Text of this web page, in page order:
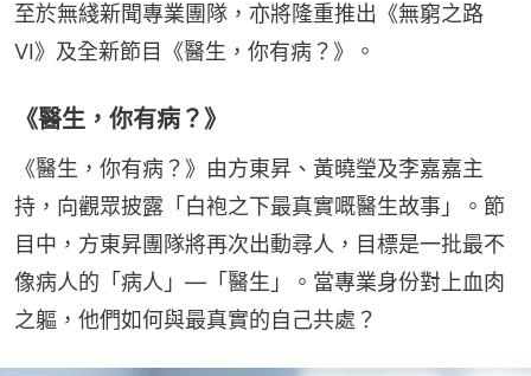
至於無綫新聞專業團隊，亦將隆重推出《無窮之路
VI》及全新節目《醫生，你有病？》。
《醫生，你有病？》
《醫生，你有病？》由方東昇、黃曉瑩及李嘉嘉主
持，向觀眾披露「白袍之下最真實嘅醫生故事」。節
目中，方東昇團隊將再次出動尋人，目標是一批最不
像病人的「病人」—「醫生」。當專業身份對上血肉
之軀，他們如何與最真實的自己共處？